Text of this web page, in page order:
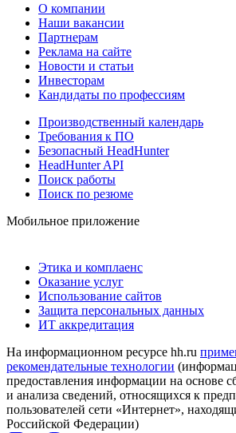
О компании
Наши вакансии
Партнерам
Реклама на сайте
Новости и статьи
Инвесторам
Кандидаты по профессиям
Производственный календарь
Требования к ПО
Безопасный HeadHunter
HeadHunter API
Поиск работы
Поиск по резюме
Мобильное приложение
Этика и комплаенс
Оказание услуг
Использование сайтов
Защита персональных данных
ИТ аккредитация
На информационном ресурсе hh.ru
рекомендательные технологии
предоставления информации на основе
и анализа сведений, относящихся к
пользователей сети «Интернет»,
Российской Федерации)